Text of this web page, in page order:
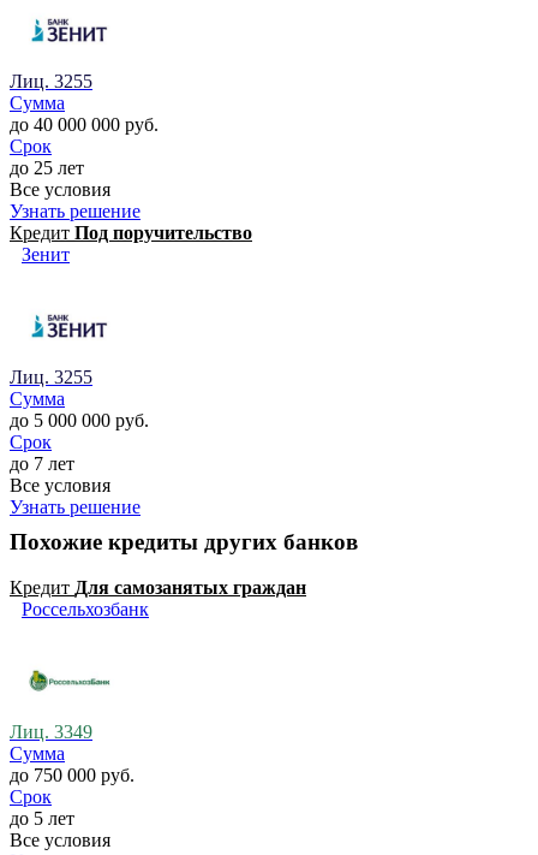
Лиц. 3255
Сумма
до 40 000 000 руб.
Срок
до 25 лет
Все условия
Узнать решение
Кредит Под поручительство
Зенит
Лиц. 3255
Сумма
до 5 000 000 руб.
Срок
до 7 лет
Все условия
Узнать решение
Похожие кредиты других банков
Кредит Для самозанятых граждан
Россельхозбанк
Лиц. 3349
Сумма
до 750 000 руб.
Срок
до 5 лет
Все условия